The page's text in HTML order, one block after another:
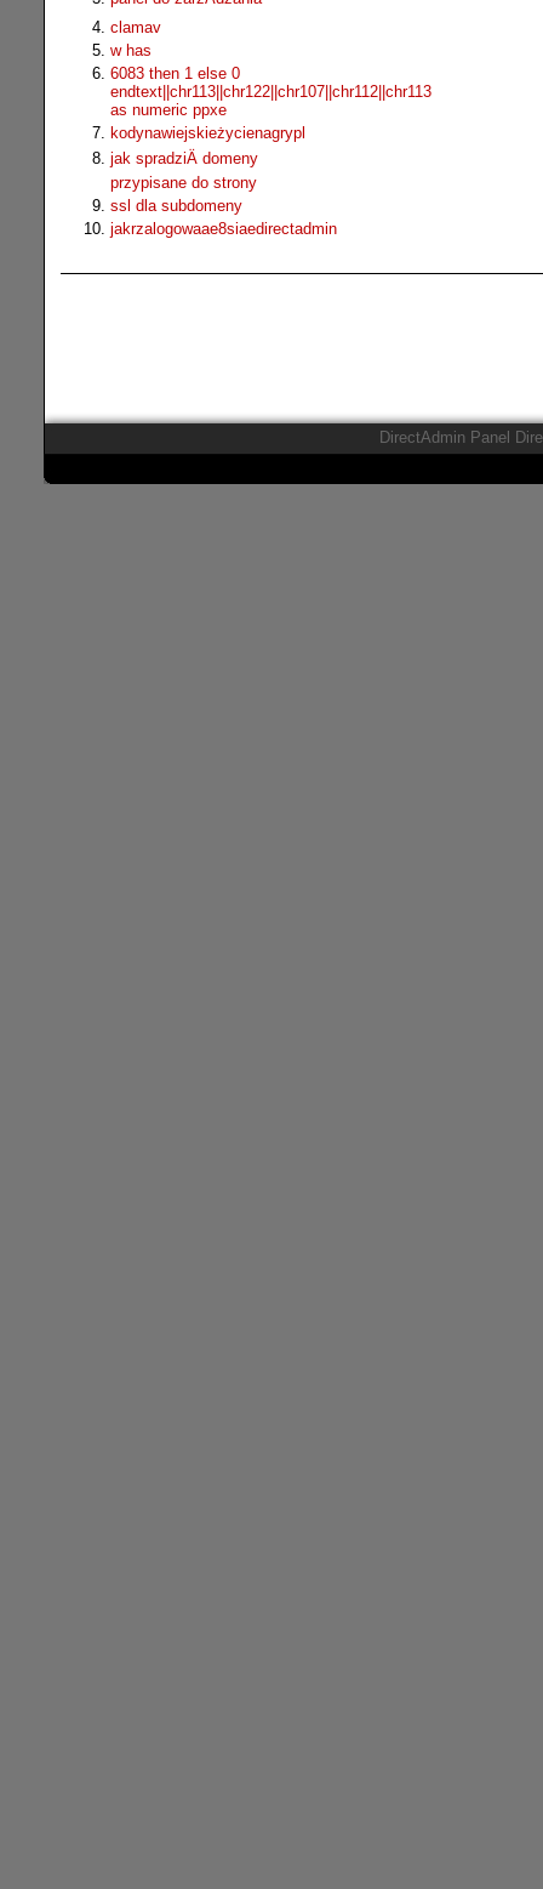
clamav
w has
6083 then 1 else 0
endtext||chr113||chr122||chr107||chr112||chr113
as numeric ppxe
kodynawiejskieżycienagrypl
jak spradziÄ domeny
przypisane do strony
ssl dla subdomeny
jakrzalogowaae8siaedirectadmin
DirectAdmin Panel